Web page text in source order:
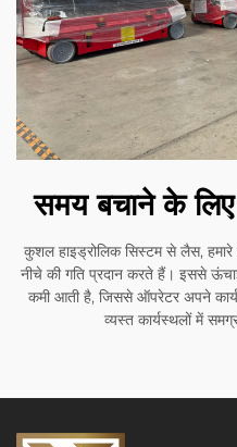
समय बचाने के लिए
कुशल हाइड्रोलिक सिस्टम से लैस,
नीचे की गति प्रदान करते हैं। इससे
कमी आती है, जिससे ऑपरेटर अपने
व्यस्त कार्यस्थलों में